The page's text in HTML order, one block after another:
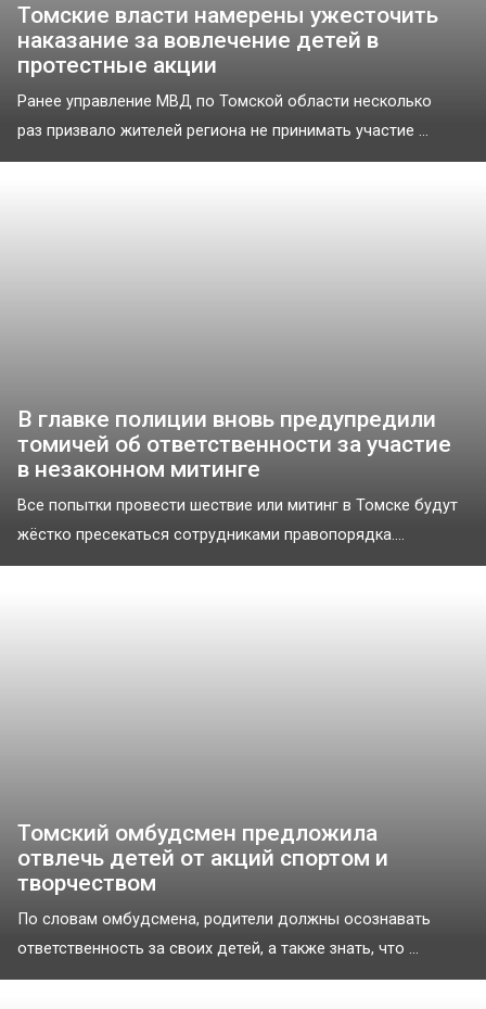
Томские власти намерены ужесточить
наказание за вовлечение детей в
протестные акции
Ранее управление МВД по Томской области несколько
раз призвало жителей региона не принимать участие ...
В главке полиции вновь предупредили
томичей об ответственности за участие
в незаконном митинге
Все попытки провести шествие или митинг в Томске будут
жёстко пресекаться сотрудниками правопорядка....
Томский омбудсмен предложила
отвлечь детей от акций спортом и
творчеством
По словам омбудсмена, родители должны осознавать
ответственность за своих детей, а также знать, что ...